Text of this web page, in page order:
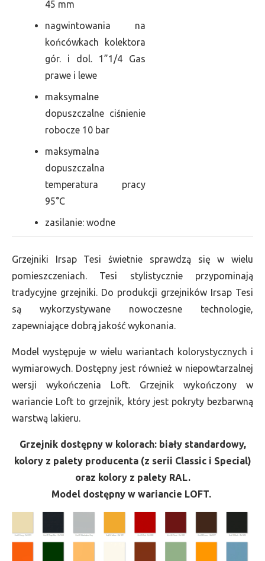
45 mm
nagwintowania na
końcówkach kolektora
gór. i dol. 1”1/4 Gas
prawe i lewe
maksymalne
dopuszczalne ciśnienie
robocze 10 bar
maksymalna
dopuszczalna
temperatura pracy
95°C
zasilanie: wodne
Grzejniki Irsap Tesi świetnie sprawdzą się w wielu
pomieszczeniach. Tesi stylistycznie przypominają
tradycyjne grzejniki. Do produkcji grzejników Irsap Tesi
są wykorzystywane nowoczesne technologie,
zapewniające dobrą jakość wykonania.
Model występuje w wielu wariantach kolorystycznych i
wymiarowych. Dostępny jest również w niepowtarzalnej
wersji wykończenia Loft. Grzejnik wykończony w
wariancie Loft to grzejnik, który jest pokryty bezbarwną
warstwą lakieru.
Grzejnik dostępny w kolorach: biały standardowy,
kolory z palety producenta (z serii Classic i Special)
oraz kolory z palety RAL.
Model dostępny w wariancie LOFT.